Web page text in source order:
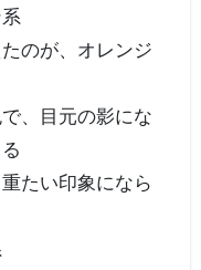
のが、オレンジ
、目元の影にな
たい印象になら